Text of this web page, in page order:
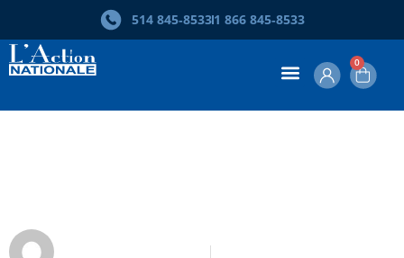
514 845‑85331 866 845‑8533
0